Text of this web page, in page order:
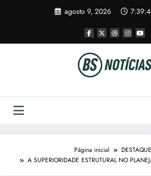
agosto 9, 2026
Página inicial
A SUPERIORIDADE ESTRUTURAL NO